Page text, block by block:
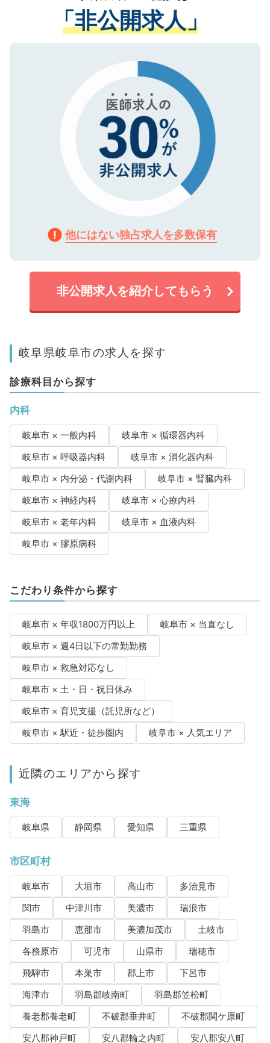
管理基準を満たした事業者のみに付与され
る、プライバシーマークを取得済みです。
で、機密保持に関してもご安心ください。
させていただきます。すぐにご転職をされ
ない方には、長期的なサポートが可能です
ので、まずはご登録ください。
「非公開求人」
他にはない独占求人を多数保有
非公開求人を紹介してもらう
岐阜県岐阜市の求人を探す
診療科目から探す
内科
岐阜市 × 一般内科
岐阜市 × 循環器内科
岐阜市 × 呼吸器内科
岐阜市 × 消化器内科
岐阜市 × 内分泌・代謝内科
岐阜市 × 腎臓内科
岐阜市 × 神経内科
岐阜市 × 心療内科
岐阜市 × 老年内科
岐阜市 × 血液内科
岐阜市 × 膠原病科
こだわり条件から探す
岐阜市 × 年収1800万円以上
岐阜市 × 当直なし
岐阜市 × 週4日以下の常勤勤務
岐阜市 × 救急対応なし
岐阜市 × 土・日・祝日休み
岐阜市 × 育児支援（託児所など）
岐阜市 × 駅近・徒歩圏内
岐阜市 × 人気エリア
近隣のエリアから探す
東海
岐阜県 静岡県 愛知県 三重県
市区町村
岐阜市 大垣市 高山市
多治見市
関市
中津川市 美濃市
瑞浪市
羽島市
恵那市 美濃加茂市
土岐市
各務原市
可児市 山県市
瑞穂市
飛騨市
本巣市 郡上市
下呂市
海津市
羽島郡岐南町
羽島郡笠松町
養老郡養老町
不破郡垂井町
不破郡関ケ原町
安八郡神戸町
安八郡輪之内町
安八郡安八町